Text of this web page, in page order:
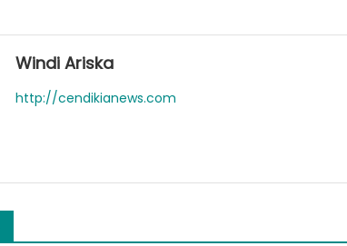
Windi Ariska
http://cendikianews.com